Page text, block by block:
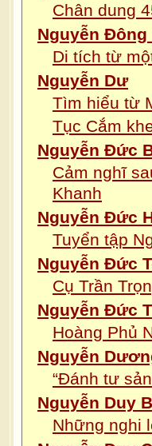
Chân dung
Nguyễn
Di tích từ
Nguyễn Dư
Tìm hiểu từ
Tục Cắm
Nguyễn Đức
Cảm nghĩ
Khanh
Nguyễn Đức
Tuyển tập
Nguyễn Đức
Cụ Trần
Nguyễn Đức
Hoàng Phủ
Nguyễn
“Đánh tư
Nguyễn Duy
Những nghi